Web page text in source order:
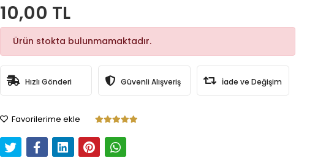
10,00 TL
Ürün stokta bulunmamaktadır.
Hızlı Gönderi Güvenli Alışveriş İade ve Değişim
Favorilerime ekle